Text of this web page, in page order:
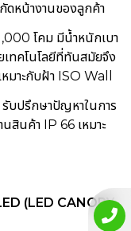
ดหน้างานของลูกค้า
โคม มีน้ำหนักเบา
เทคโนโลยีที่ทันสมัยจึง
มาะกับฝ้า ISO Wall
รับปรึกษาปัญหาในการ
สินค้า IP 66 เหมาะ
(LED CANOPY